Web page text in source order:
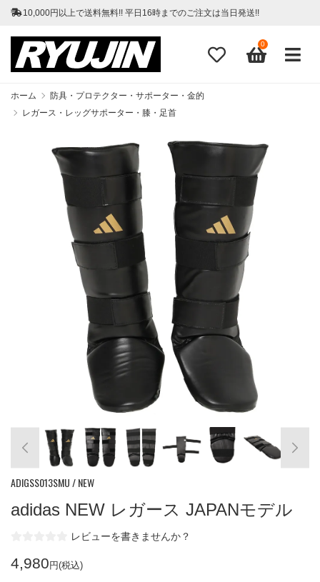
10,000円以上で送料無料!! 平日16時までのご注文は当日発送!!
0
ホーム
防具・プロテクター・サポーター・金的
レガース・レッグサポーター・膝・足首
ADIGSS013SMU / NEW
adidas NEW レガース JAPANモデル
レビューを書きませんか？
4,980 円(税込)